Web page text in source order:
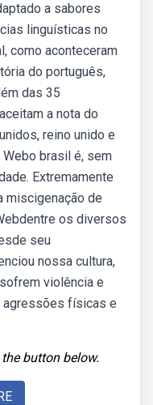
a sabores
linguísticas no
como aconteceram
do português,
das 35
a nota do
reino unido e
Webo brasil é, sem
Extremamente
miscigenação de
os diversos
seu
nossa cultura,
violência e
agressões físicas e
button below.